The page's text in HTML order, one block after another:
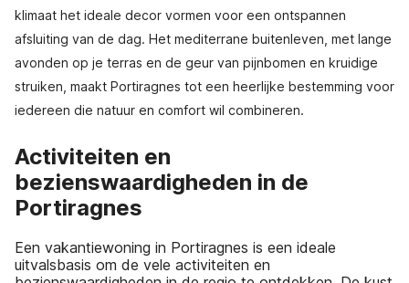
klimaat het ideale decor vormen voor een ontspannen
afsluiting van de dag. Het mediterrane buitenleven, met lange
avonden op je terras en de geur van pijnbomen en kruidige
struiken, maakt Portiragnes tot een heerlijke bestemming voor
iedereen die natuur en comfort wil combineren.
Activiteiten en
bezienswaardigheden in de
Portiragnes
Een vakantiewoning in Portiragnes is een ideale
uitvalsbasis om de vele activiteiten en